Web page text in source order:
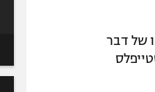
דולר, אבל בסופו של דבר
מהסטייפלס